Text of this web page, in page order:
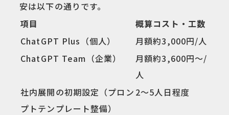
安は以下の通りです。
項目
概算コスト・工数
ChatGPT Plus（個人）
月額約3,000円/人
ChatGPT Team（企業）
月額約3,600円〜/
人
社内展開の初期設定（プロン
プトテンプレート整備）
2〜5人日程度